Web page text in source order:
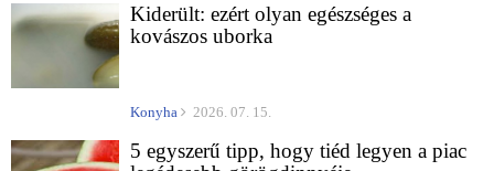
Kiderült: ezért olyan egészséges a
kovászos uborka
Konyha 2026. 07. 15.
5 egyszerű tipp, hogy tiéd legyen a piac